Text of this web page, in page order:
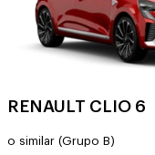
RENAULT CLIO 6
o similar (Grupo B)